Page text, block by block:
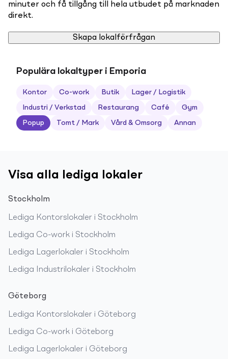
minuter och få tillgång till hela utbudet på marknaden
direkt.
Skapa lokalförfrågan
Populära lokaltyper i Emporia
Kontor Co-work Butik Lager / Logistik
Industri / Verkstad Restaurang Café Gym
Popup Tomt / Mark Vård & Omsorg Annan
Visa alla lediga lokaler
Stockholm
Lediga Kontorslokaler i Stockholm
Lediga Co-work i Stockholm
Lediga Lagerlokaler i Stockholm
Lediga Industrilokaler i Stockholm
Göteborg
Lediga Kontorslokaler i Göteborg
Lediga Co-work i Göteborg
Lediga Lagerlokaler i Göteborg